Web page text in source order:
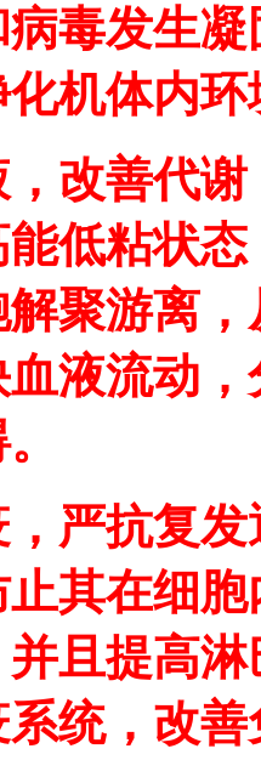
毒发生
机体内环
，改善代
低粘状
聚游离
液流动
严抗复
其在细
且提高
统，改